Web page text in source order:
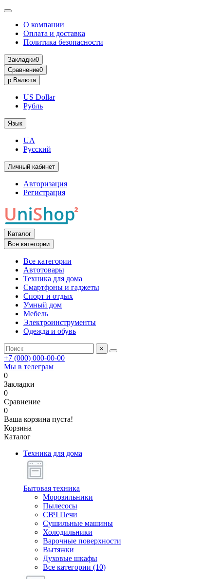
О компании
Оплата и доставка
Политика безопасности
Закладки0
Сравнение0
р Валюта
US Dollar
Рубль
Язык
UA
Русский
Личный кабинет
Авторизация
Регистрация
Каталог
Все категории
Все категории
Автотовары
Техника для дома
Смартфоны и гаджеты
Спорт и отдых
Умный дом
Мебель
Электроинструменты
Одежда и обувь
×
+7 (000) 000-00-00
Мы в телеграм
0
Закладки
0
Сравнение
0
Ваша корзина пуста!
Корзина
Каталог
Техника для дома
Бытовая техника
Морозильники
Пылесосы
СВЧ Печи
Сушильные машины
Холодильники
Варочные поверхности
Вытяжки
Духовые шкафы
Все категории (10)